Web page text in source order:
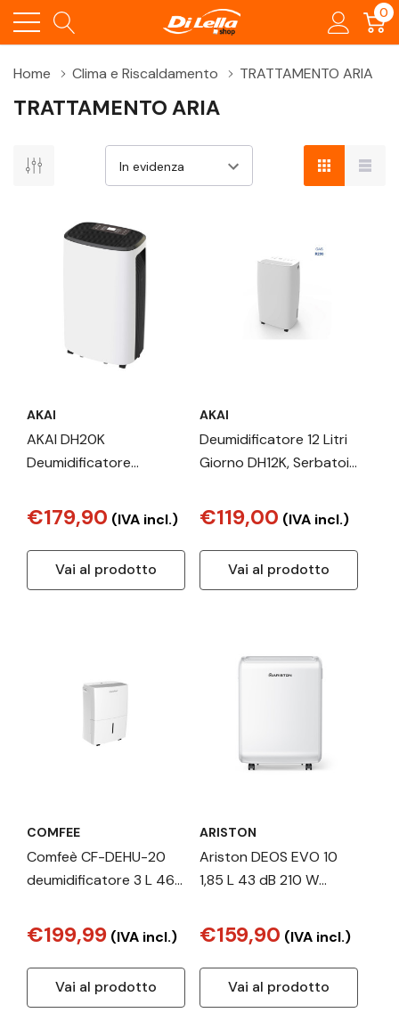
0
Home Clima e Riscaldamento TRATTAMENTO ARIA
TRATTAMENTO ARIA
AKAI
AKAI DH20K
Deumidificatore
con Serbatoio 3.7L –
Ideale fino a 30m²
€179,90 (IVA incl.)
Vai al prodotto
AKAI
Deumidificatore 12 Litri
Giorno DH12K, Serbatoio
Spegnimento, 210W,
Portatile per Stanze
fino a 20 m²
€119,00 (IVA incl.)
Vai al prodotto
COMFEE
Comfeè CF-DEHU-20
deumidificatore 3 L 46
€199,99 (IVA incl.)
Vai al prodotto
ARISTON
Ariston DEOS EVO 10
1,85 L 43 dB 210 W
€159,90 (IVA incl.)
Vai al prodotto